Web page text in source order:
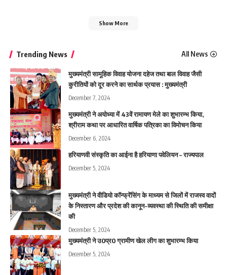
Show More
Trending News All News
मुख्यमंत्री सामूहिक विवाह योजना दहेज तथा बाल विवाह जैसी
कुरीतियों को दूर करने का सार्थक प्रयास : मुख्यमंत्री
December 7, 2024
मुख्यमंत्री ने अयोध्या में 43वें रामायण मेले का शुभारम्भ किया,
श्रीराम कथा पर आधारित वार्षिक पत्रिका का विमोचन किया
December 6, 2024
हरियाणवी संस्कृति का आईना है हरियाणा पवेलियन – राज्यपाल
December 5, 2024
मुख्यमंत्री ने वीडियो कॉन्फ्रेंसिंग के माध्यम से जिलों में राजस्व वादों
के निस्तारण और प्रदेश की कानून-व्यवस्था की स्थिति की समीक्षा
की
December 5, 2024
मुख्यमंत्री ने उ0प्र0 ग्रामीण खेल लीग का शुभारम्भ किया
December 5, 2024